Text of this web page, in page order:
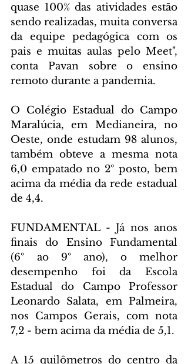
quase 100% das atividades estão
sendo realizadas, muita conversa
da equipe pedagógica com os
pais e muitas aulas pelo Meet",
conta Pavan sobre o ensino
remoto durante a pandemia.
O Colégio Estadual do Campo
Maralúcia, em Medianeira, no
Oeste, onde estudam 98 alunos,
também obteve a mesma nota
6,0 empatado no 2º posto, bem
acima da média da rede estadual
de 4,4.
FUNDAMENTAL - Já nos anos
finais do Ensino Fundamental
(6º ao 9º ano), o melhor
desempenho foi da Escola
Estadual do Campo Professor
Leonardo Salata, em Palmeira,
nos Campos Gerais, com nota
7,2 - bem acima da média de 5,1.
A 15 quilômetros do centro da